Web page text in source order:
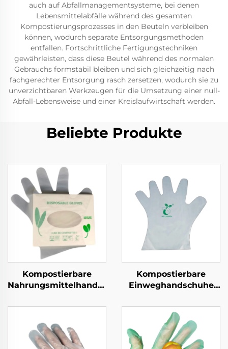
auch auf Abfallmanagementsysteme, bei denen
Lebensmittelabfälle während des gesamten
Kompostierungsprozesses in den Beuteln verbleiben
können, wodurch separate Entsorgungsmethoden
entfallen. Fortschrittliche Fertigungstechniken
gewährleisten, dass diese Beutel während des normalen
Gebrauchs formstabil bleiben und sich gleichzeitig nach
fachgerechter Entsorgung rasch zersetzen, wodurch sie zu
unverzichtbaren Werkzeugen für die Umsetzung einer null-
Abfall-Lebensweise und einer Kreislaufwirtschaft werden.
Beliebte Produkte
Kompostierbare
Nahrungsmittelhandschuhe
kompostierbar aus
Material
Kompostierbare
Einweghandschuhe
kompostierbar aus
PLA PBAT Maisstärke
Material